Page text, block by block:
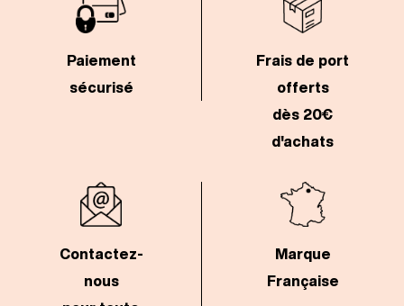
Paiement
sécurisé
Frais de port
offerts
dès 20€
d'achats
Contactez-
nous
Marque
Française